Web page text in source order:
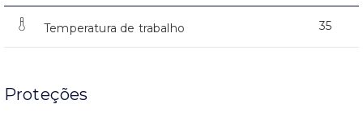
Temperatura de trabalho 35
Proteções